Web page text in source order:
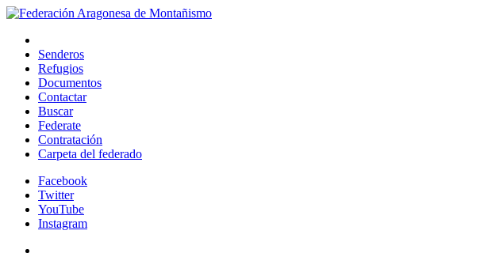
Senderos
Refugios
Documentos
Contactar
Buscar
Federate
Contratación
Carpeta del federado
Facebook
Twitter
YouTube
Instagram